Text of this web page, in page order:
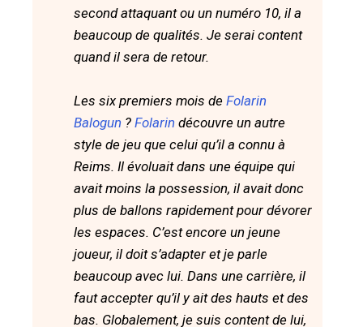
second attaquant ou un numéro 10, il a
beaucoup de qualités. Je serai content
quand il sera de retour.
Les six premiers mois de Folarin
Balogun ? Folarin découvre un autre
style de jeu que celui qu’il a connu à
Reims. Il évoluait dans une équipe qui
avait moins la possession, il avait donc
plus de ballons rapidement pour dévorer
les espaces. C’est encore un jeune
joueur, il doit s’adapter et je parle
beaucoup avec lui. Dans une carrière, il
faut accepter qu’il y ait des hauts et des
bas. Globalement, je suis content de lui,